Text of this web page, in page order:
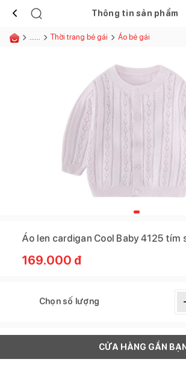
Thông tin sản phẩm
...... Thời trang bé gái Áo bé gái
Áo len cardigan Cool Baby 4125 tím
169.000 đ
Chọn số lượng
CỬA HÀNG GẦN